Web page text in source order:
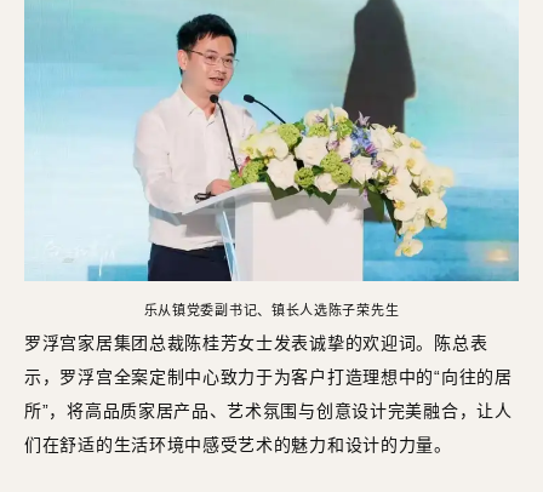
乐从镇党委副书记、镇长人选陈子荣先生
罗浮宫家居集团总裁陈桂芳女士发表诚挚的欢迎词。陈总表
示，罗浮宫全案定制中心致力于为客户打造理想中的“向往的居
所”，将高品质家居产品、艺术氛围与创意设计完美融合，让人
们在舒适的生活环境中感受艺术的魅力和设计的力量。